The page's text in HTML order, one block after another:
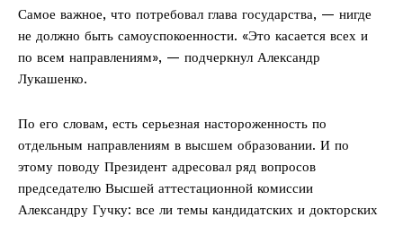
Самое важное, что потребовал глава государства, — нигде
не должно быть самоуспокоенности. «Это касается всех и
по всем направлениям», — подчеркнул Александр
Лукашенко.
По его словам, есть серьезная настороженность по
отдельным направлениям в высшем образовании. И по
этому поводу Президент адресовал ряд вопросов
председателю Высшей аттестационной комиссии
Александру Гучку: все ли темы кандидатских и докторских